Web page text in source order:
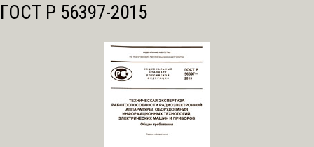
ГОСТ Р 56397-2015